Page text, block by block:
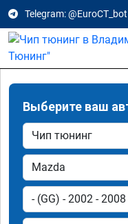
Telegram: @EuroCT_bot
Выберите ваш